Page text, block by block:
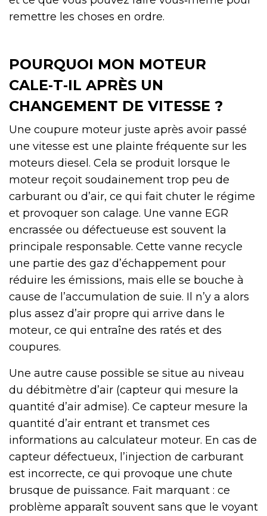
remettre les choses en ordre.
POURQUOI MON MOTEUR
CALE‑T‑IL APRÈS UN
CHANGEMENT DE VITESSE ?
Une coupure moteur juste après avoir passé
une vitesse est une plainte fréquente sur les
moteurs diesel. Cela se produit lorsque le
moteur reçoit soudainement trop peu de
carburant ou d’air, ce qui fait chuter le régime
et provoquer son calage. Une vanne EGR
encrassée ou défectueuse est souvent la
principale responsable. Cette vanne recycle
une partie des gaz d’échappement pour
réduire les émissions, mais elle se bouche à
cause de l’accumulation de suie. Il n’y a alors
plus assez d’air propre qui arrive dans le
moteur, ce qui entraîne des ratés et des
coupures.
Une autre cause possible se situe au niveau
du débitmètre d’air (capteur qui mesure la
quantité d’air admise). Ce capteur mesure la
quantité d’air entrant et transmet ces
informations au calculateur moteur. En cas de
capteur défectueux, l’injection de carburant
est incorrecte, ce qui provoque une chute
brusque de puissance. Fait marquant : ce
problème apparaît souvent sans que le voyant